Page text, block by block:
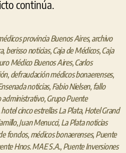
continúa.
provincia Buenos Aires, archivo
, berisso noticias,Caja de Médicos,Caja
Médico Buenos Aires,Carlos
, defraudación médicos bonaerenses,
noticias, Fabio Nielsen, fallo
administrativo,Grupo Puente
hotel cinco estrellas La Plata, Hotel Grand
,Juan Menucci, La Plata noticias
fondos, médicos bonaerenses, Puente
Hnos. MAE S.A., Puente Inversiones